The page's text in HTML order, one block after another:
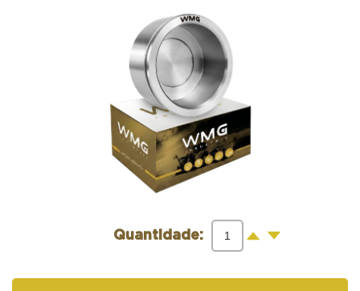
Quantidade: + -